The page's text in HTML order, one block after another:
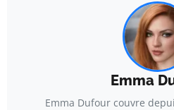
Emma
Emma Dufour couvre